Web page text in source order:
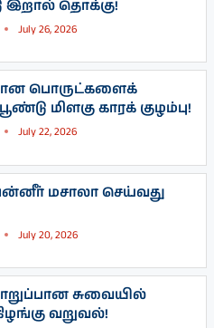
இறால் தொக்கு!
July 26, 2026
பொருட்களைக்
மிளகு காரக் குழம்பு!
July 22, 2026
மசாலா செய்வது
July 20, 2026
சுவையில்
வறுவல்!